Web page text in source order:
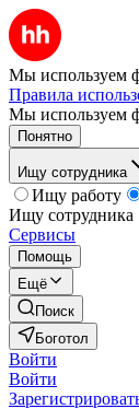
Мы используем
Правила
Мы используем
Понятно
Ищу сотрудника
Ищу работу
Ищу сотрудника
Сервисы
Помощь
Ещё
Поиск
Боготол
Войти
Войти